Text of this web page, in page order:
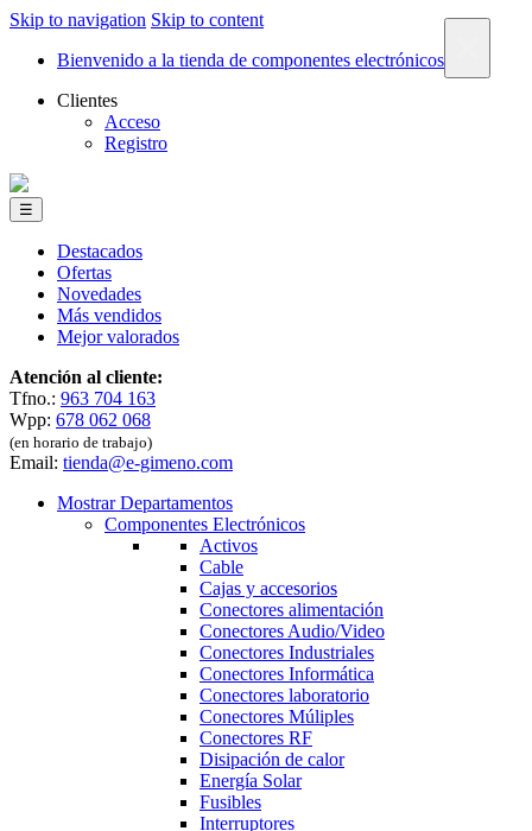
Skip to navigation Skip to content
Bienvenido a la tienda de componentes electrónicos
Clientes
Acceso
Registro
☰
Destacados
Ofertas
Novedades
Más vendidos
Mejor valorados
Atención al cliente:
Tfno.: 963 704 163
Wpp: 678 062 068
(en horario de trabajo)
Email: tienda@e-gimeno.com
Mostrar Departamentos
Componentes Electrónicos
Activos
Cable
Cajas y accesorios
Conectores alimentación
Conectores Audio/Video
Conectores Industriales
Conectores Informática
Conectores laboratorio
Conectores Múliples
Conectores RF
Disipación de calor
Energía Solar
Fusibles
Interruptores